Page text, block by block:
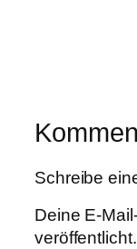
Schreibe
Deine E-
veröffentlicht.